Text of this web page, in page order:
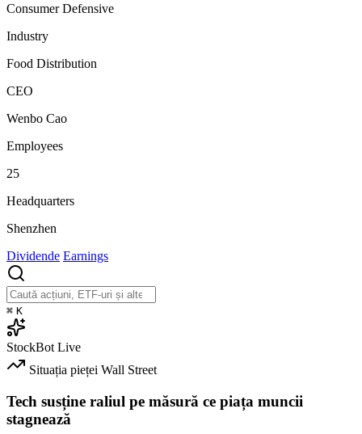
Consumer Defensive
Industry
Food Distribution
CEO
Wenbo Cao
Employees
25
Headquarters
Shenzhen
Dividende Earnings
⌘ K
StockBot Live
Situația pieței Wall Street
Tech susține raliul pe măsură ce piața muncii
stagnează